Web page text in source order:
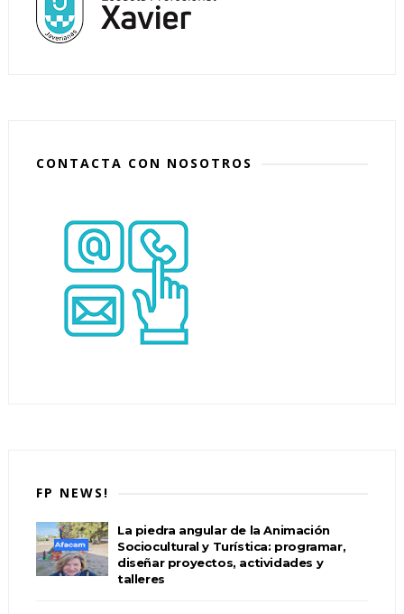
CONTACTA CON NOSOTROS
FP NEWS!
La piedra angular de la Animación
Sociocultural y Turística: programar,
diseñar proyectos, actividades y
talleres